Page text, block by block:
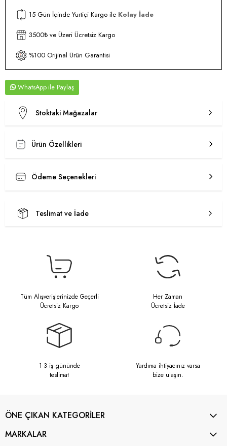
15 Gün İçinde Yurtiçi Kargo ile Kolay İade
3500₺ ve Üzeri Ücretsiz Kargo
%100 Orijinal Ürün Garantisi
WhatsApp
Stoktaki Mağazalar
Ürün Özellikleri
Ödeme Seçenekleri
Teslimat ve İade
Tüm Alışverişlerinizde Geçerli
Ücretsiz Kargo
Her Zaman
Ücretsiz İade
1-3 iş gününde
teslimat
Yardıma ihtiyacınız varsa
bize ulaşın.
ÖNE ÇIKAN KATEGORİLER
MARKALAR